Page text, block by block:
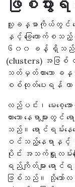
ဖြစ်ပွားရ
လူ့ခန္ဓာကိုယ်တွင် မ
နှင့် ခြေထောက်စသည့်
၆၀၀ ခန့် ရှိသည်။
(clusters) အဖြ
သတ်မှတ်ထားသော
စစ်ထုတ်ပေးရန် တ
လည်ပင်း၊ မေးစေ့အ
ထားသော နေရာမျာ
သည်။ ရောင်ရမ်းနေ
ဝင်သည့်နေရာနှ
ပိုင်း အသက်ရှူလမ်းက
ရည်ကျိတ်များ ရော
ဖြစ်သည်။ သို့သော်လ